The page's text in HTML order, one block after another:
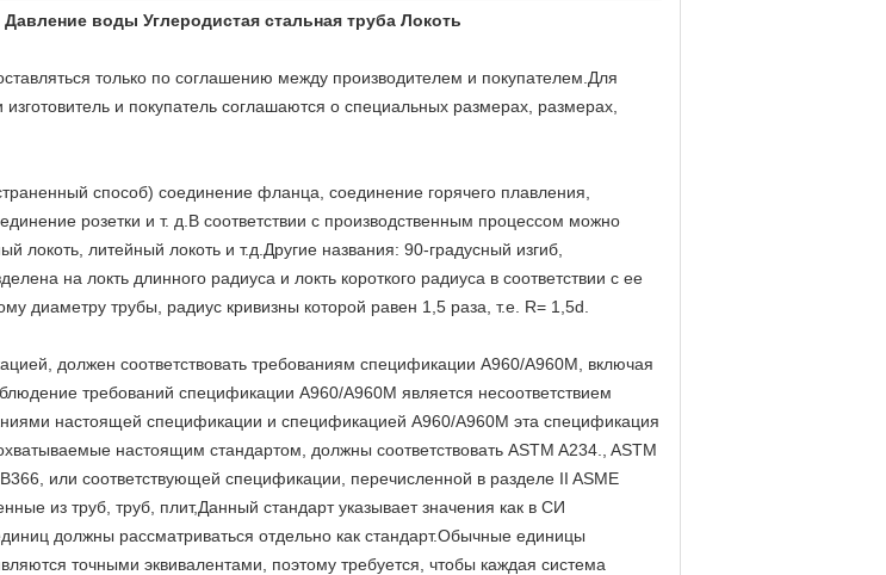
воды Углеродистая стальная труба Локоть
только по соглашению между производителем и покупателем.Для
и покупатель соглашаются о специальных размерах, размерах,
способ) соединение фланца, соединение горячего плавления,
розетки и т. д.В соответствии с производственным процессом можно
локоть, литейный локоть и т.д.Другие названия: 90-градусный изгиб,
на локть длинного радиуса и локть короткого радиуса в соответствии с ее
диаметру трубы, радиус кривизны которой равен 1,5 раза, т.е. R= 1,5d.
должен соответствовать требованиям спецификации A960/A960M, включая
требований спецификации A960/A960M является несоответствием
настоящей спецификации и спецификацией A960/A960M эта спецификация
настоящим стандартом, должны соответствовать ASTM A234., ASTM
или соответствующей спецификации, перечисленной в разделе II ASME
из труб, труб, плит,Данный стандарт указывает значения как в СИ
должны рассматриваться отдельно как стандарт.Обычные единицы
точными эквивалентами, поэтому требуется, чтобы каждая система